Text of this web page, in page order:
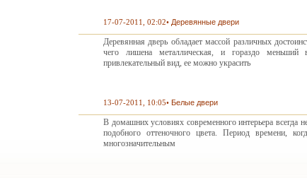
17-07-2011, 02:02• Деревянные двери
Деревянная дверь обладает массой различных
чего лишена металлическая, и гораздо меньший
привлекательный вид, ее можно украсить
13-07-2011, 10:05• Белые двери
В домашних условиях современного интерьера всегда
подобного оттеночного цвета. Период времени,
многозначительным